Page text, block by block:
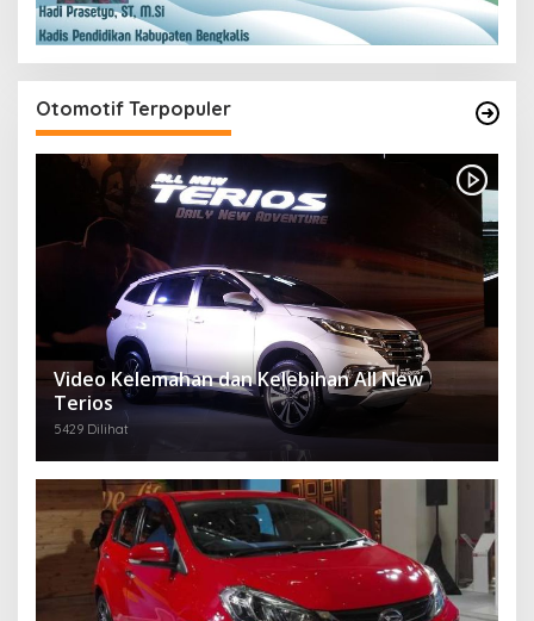
Otomotif Terpopuler
Video Kelemahan dan Kelebihan All New
Terios
5429 Dilihat